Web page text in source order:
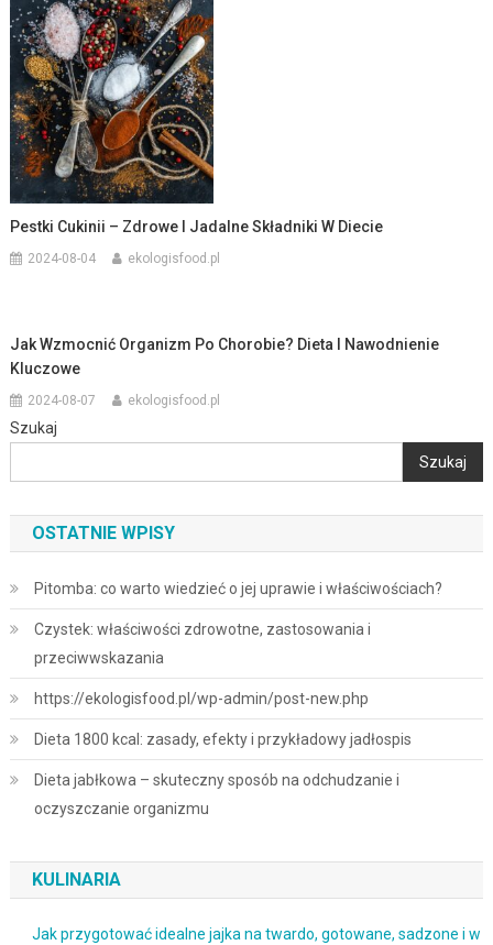
Pestki Cukinii – Zdrowe I Jadalne Składniki W Diecie
2024-08-04 ekologisfood.pl
Jak Wzmocnić Organizm Po Chorobie? Dieta I Nawodnienie
Kluczowe
2024-08-07 ekologisfood.pl
Szukaj
Szukaj
OSTATNIE WPISY
Pitomba: co warto wiedzieć o jej uprawie i właściwościach?
Czystek: właściwości zdrowotne, zastosowania i
przeciwwskazania
https://ekologisfood.pl/wp-admin/post-new.php
Dieta 1800 kcal: zasady, efekty i przykładowy jadłospis
Dieta jabłkowa – skuteczny sposób na odchudzanie i
oczyszczanie organizmu
KULINARIA
Jak przygotować idealne jajka na twardo, gotowane, sadzone i w